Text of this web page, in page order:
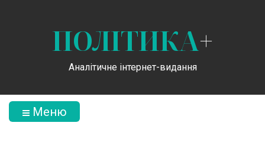
ПОЛІТИКА+
Аналітичне інтернет-видання
Меню